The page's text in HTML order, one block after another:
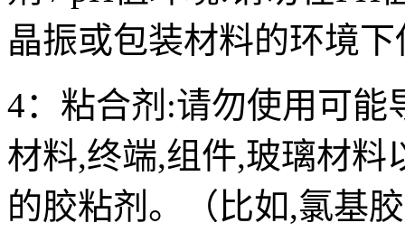
晶振或包装材料的环境
4：粘合剂:请勿使用可能
材料,终端,组件,玻璃材
的胶粘剂。（比如,氯基